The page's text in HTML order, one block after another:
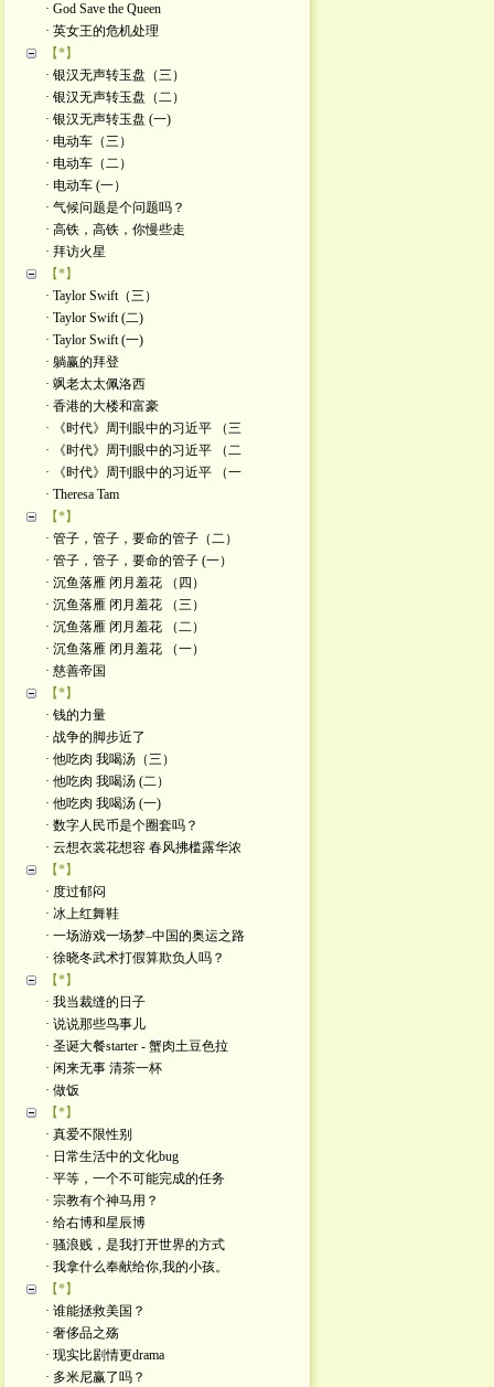
· God Save the Queen
· 英女王的危机处理
【*】
· 银汉无声转玉盘（三）
· 银汉无声转玉盘（二）
· 银汉无声转玉盘 (一)
· 电动车（三）
· 电动车（二）
· 电动车 (一）
· 气候问题是个问题吗？
· 高铁，高铁，你慢些走
· 拜访火星
【*】
· Taylor Swift（三）
· Taylor Swift (二)
· Taylor Swift (一)
· 躺赢的拜登
· 飒老太太佩洛西
· 香港的大楼和富豪
· 《时代》周刊眼中的习近平 （三
· 《时代》周刊眼中的习近平 （二
· 《时代》周刊眼中的习近平 （一
· Theresa Tam
【*】
· 管子，管子，要命的管子（二）
· 管子，管子，要命的管子 (一）
· 沉鱼落雁 闭月羞花 （四）
· 沉鱼落雁 闭月羞花 （三）
· 沉鱼落雁 闭月羞花 （二）
· 沉鱼落雁 闭月羞花 （一）
· 慈善帝国
【*】
· 钱的力量
· 战争的脚步近了
· 他吃肉 我喝汤（三）
· 他吃肉 我喝汤 (二）
· 他吃肉 我喝汤 (一)
· 数字人民币是个圈套吗？
· 云想衣裳花想容 春风拂槛露华浓
【*】
· 度过郁闷
· 冰上红舞鞋
· 一场游戏一场梦–中国的奥运之路
· 徐晓冬武术打假算欺负人吗？
【*】
· 我当裁缝的日子
· 说说那些鸟事儿
· 圣诞大餐starter - 蟹肉土豆色拉
· 闲来无事 清茶一杯
· 做饭
【*】
· 真爱不限性别
· 日常生活中的文化bug
· 平等，一个不可能完成的任务
· 宗教有个神马用？
· 给右博和星辰博
· 骚浪贱，是我打开世界的方式
· 我拿什么奉献给你,我的小孩。
【*】
· 谁能拯救美国？
· 奢侈品之殇
· 现实比剧情更drama
· 多米尼赢了吗？